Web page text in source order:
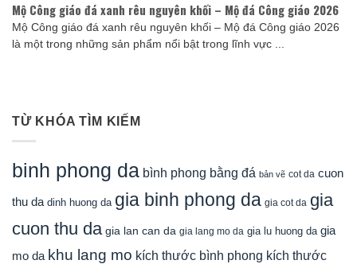
Mộ Công giáo đá xanh rêu nguyên khối – Mộ đá Công giáo 2026
Mộ Công giáo đá xanh rêu nguyên khối – Mộ đá Công giáo 2026
là một trong những sản phẩm nổi bật trong lĩnh vực ...
TỪ KHÓA TÌM KIẾM
binh phong da bình phong bằng đá bản vẽ cot da cuon
thu da dinh huong da gia binh phong da gia cot da gia
cuon thu da gia lan can da gia lang mo da gia lu huong da gia
mo da khu lang mo kích thước bình phong kích thước